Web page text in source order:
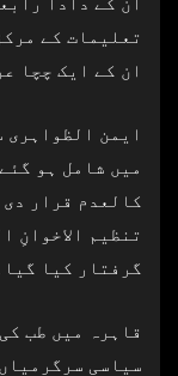
تعلیمات کے
ان کے ایک چچا
ایمن
کالعدم قرار
تنظیم الاخوانِ
گرفتار کیا گیا۔
قاہرہ میں طب